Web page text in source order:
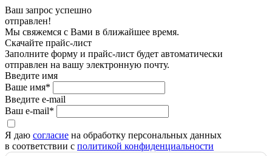
Ваш запрос успешно
отправлен!
Мы свяжемся с Вами в ближайшее время.
Скачайте прайс-лист
Заполните форму и прайс-лист будет автоматически
отправлен на вашу электронную почту.
Введите имя
Ваше имя*
Введите e-mail
Ваш e-mail*
Я даю согласие на обработку персональных данных
в соответствии с политикой конфиденциальности